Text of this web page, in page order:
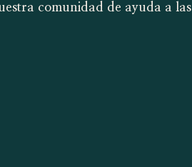
comunidad de ayuda a las